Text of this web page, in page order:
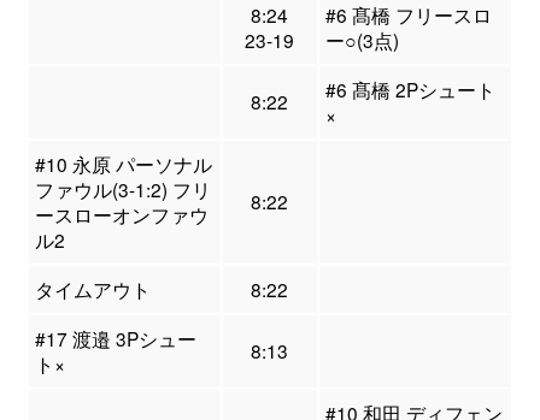
8:24
23-19
#6 髙橋 フリースロ
ー○(3点)
8:22
#6 髙橋 2Pシュート
×
#10 永原 パーソナル
ファウル(3-1:2) フリ
ースローオンファウ
ル2
8:22
タイムアウト
8:22
#17 渡邉 3Pシュー
ト×
8:13
#10 和田 ディフェン